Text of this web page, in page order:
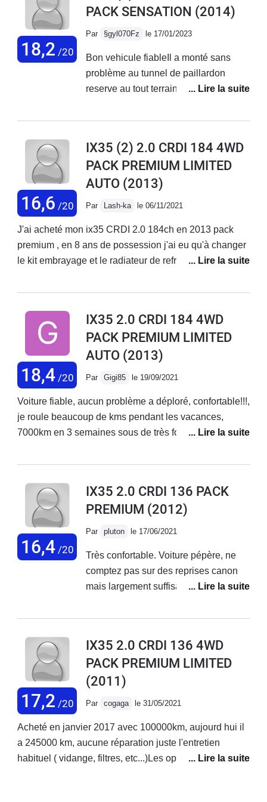
quelques couinements peuvent
18,2 /20
PACK SENSATION (2014)
Par §gyl070Fz le 17/01/2023
Bon vehicule fiableIl a monté sans
problème au tunnel de paillardon
reserve au tout terrain.Consomme
froid.Le calculateur indique une
réel (0.6l)Les cuirs côté conducteur se
fendentVolant chauffant agréable l
hiver ainsi que pour les siegesJe n'ai
16,6 /20
IX35 (2) 2.0 CRDI 184 4WD
PACK PREMIUM LIMITED
AUTO (2013)
Par Lash-ka le 06/11/2021
J'ai acheté mon ix35 CRDI 2.0 184ch en 2013 pack
premium , en 8 ans de possession j'ai eu qu'à changer
le kit embrayage et le radiateur de refroidissement et la
véhicule qui m'a surpris avec sa robustesse comme
ravisElle manque juste des qualités des plastiques au
tableau de bord
18,4/20
IX35 2.0 CRDI 184 4WD
PACK PREMIUM LIMITED
AUTO (2013)
Par Gigi85 le 19/09/2021
Voiture fiable, aucun problème a déploré, confortable!!!,
je roule beaucoup de kms pendant les vacances,
7000km en 3 semaines sous de très fortes chaleur et
un peu élève par rapport à une berline 2 roues
bonne reprise, boîte automatique douce, conduite très
linéaire, en somme une conduite très agréable !!!
16,4/20
IX35 2.0 CRDI 136 PACK
PREMIUM (2012)
Par pluton le 17/06/2021
Très confortable. Voiture pépère, ne
comptez pas sur des reprises canon
mais largement suffisant pour doubler
vitesse. Super satisfait côté entretien :
90.000km. Prix des révisions très
contenus car véhicule fiable.
Consommation autour de 8l/100,
Capacité du coffre très appréciable. En
revanche, problèmes électroniques
agaçants : radio, on monte le son mais
on ne peut le descendre sans activer
17,2 /20
IX35 2.0 CRDI 136 4WD
PACK PREMIUM LIMITED
(2011)
Par cogaga le 31/05/2021
Acheté en janvier 2017 avec 100000km, aujourd hui il
a 245000 km, aucune réparation juste l'entretien
habituel ( vidange, filtres, etc...)Les options tel que la